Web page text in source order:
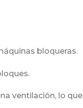
bloqueras.
ventilación, lo que